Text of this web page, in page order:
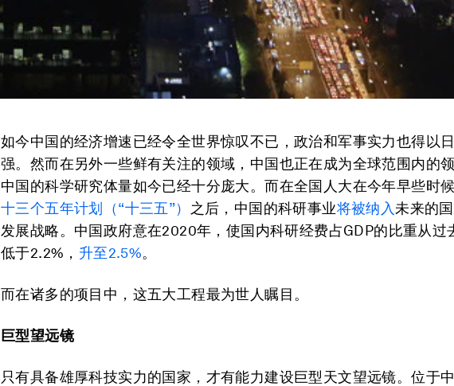
如今中国的经济增速已经令全世界惊叹不已，政治和军事实力也得以
强。然而在另外一些鲜有关注的领域，中国也正在成为全球范围内的领
中国的科学研究体量如今已经十分庞大。而在全国人大在今年早些时
十三个五年计划（“十三五”）
之后，中国的科研事业将被纳入 未来的
发展战略。中国政府意在2020年，使国内科研经费占GDP的比重从过
低于2.2%， 升至2.5%。
而在诸多的项目中，这五大工程最为世人瞩目。
巨型望远镜
只有具备雄厚科技实力的国家，才有能力建设巨型天文望远镜。位于